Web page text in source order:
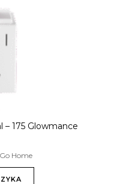
175 Glowmance
Home